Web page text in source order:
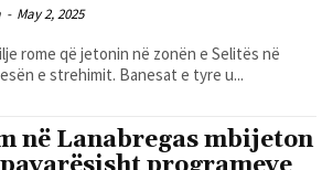
- May 2, 2025
rome që jetonin në zonën e Selitës në
e strehimit. Banesat e tyre u...
në Lanabregas mbijeton